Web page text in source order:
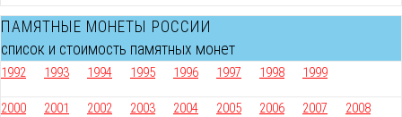
ПАМЯТНЫЕ МОНЕТЫ РОССИИ
список и стоимость памятных монет
1992 1993 1994 1995 1996 1997 1998 1999
2000 2001 2002 2003 2004 2005 2006 2007
2008